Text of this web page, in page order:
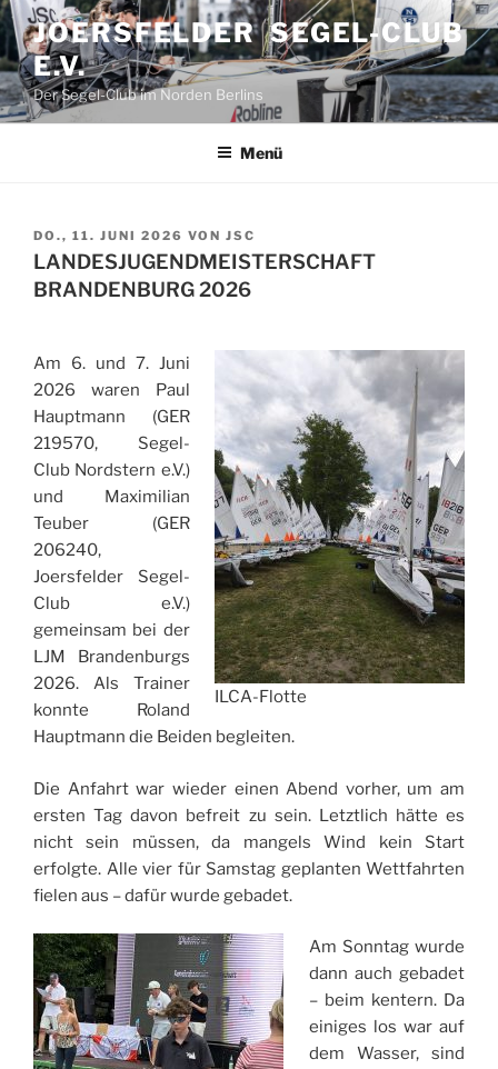
Zum
Inhalt
springen
JOERSFELDER SEGEL-CLUB
E.V.
Der Segel-Club im Norden Berlins
Menü
VERÖFFENTLICHT
AM
DO., 11. JUNI 2026 VON JSC
LANDESJUGENDMEISTERSCHAFT
BRANDENBURG 2026
ILCA-Flotte
Am 6. und 7. Juni
2026 waren Paul
Hauptmann (GER
219570, Segel-
Club Nordstern e.V.)
und Maximilian
Teuber (GER
206240,
Joersfelder Segel-
Club e.V.)
gemeinsam bei der
LJM Brandenburgs
2026. Als Trainer
konnte Roland
Hauptmann die Beiden begleiten.
Die Anfahrt war wieder einen Abend vorher, um am
ersten Tag davon befreit zu sein. Letztlich hätte es
nicht sein müssen, da mangels Wind kein Start
erfolgte. Alle vier für Samstag geplanten Wettfahrten
fielen aus – dafür wurde gebadet.
Am Sonntag wurde
dann auch gebadet
– beim kentern. Da
einiges los war auf
dem Wasser, sind